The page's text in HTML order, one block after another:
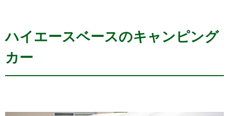
ハイエースベースのキャンピング
カー